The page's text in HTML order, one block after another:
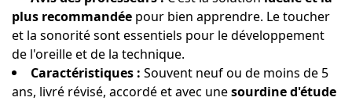
plus recommandée pour bien apprendre. Le toucher
et la sonorité sont essentiels pour le développement
de l'oreille et de la technique.
Caractéristiques : Souvent neuf ou de moins de 5
ans, livré révisé, accordé et avec unesourdine d'étude